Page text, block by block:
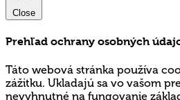
Close
Prehľad ochrany osobných
Táto webová stránka používa
zážitku. Ukladajú sa vo vašom
nevyhnutné na fungovanie